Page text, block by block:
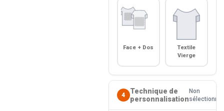
Face + Dos
Textile
Vierge
4
Technique de
personnalisation
Non
sélectionné